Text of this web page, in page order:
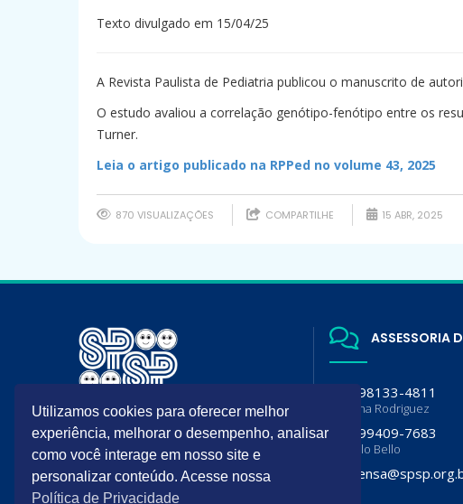
Texto divulgado em 15/04/25
A Revista Paulista de Pediatria publicou o manuscrito de
O estudo avaliou a correlação genótipo-fenótipo entre os
Turner.
Leia o artigo publicado na RPPed no volume 43, 2025
870 VISUALIZAÇÕES COMPARTILHE 15 ABR, 2025
A SPSP é filiada da Sociedade
Brasileira de Pediatria (SBP) e
Departamento de Pediatria da
Associação Paulista de Medicina
(APM)
ASSESSORIA
(11) 98133-4811
Luciana Rodriguez
(11) 99409-7683
Flavia lo Bello
Utilizamos cookies para oferecer melhor
experiência, melhorar o desempenho, analisar
como você interage em nosso site e
personalizar conteúdo. Acesse nossa
Política de Privacidade